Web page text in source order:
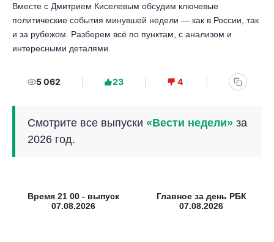
Вместе с Дмитрием Киселевым обсудим ключевые
политические события минувшей недели — как в России, так
и за рубежом. Разберем всё по пунктам, с анализом и
интересными деталями.
5 062 23 4
Смотрите все выпуски «Вести недели» за
2026 год.
Время 21 00 - выпуск
07.08.2026
Главное за день РБК
07.08.2026